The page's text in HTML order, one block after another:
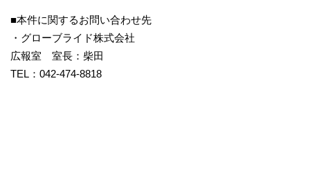
■本件に関するお問い合わせ先
・グローブライド株式会社
広報室 室長：柴田
TEL：042-474-8818